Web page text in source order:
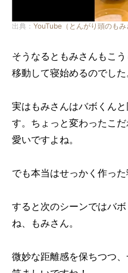
出典： YouTube（とんがり頭のもみ
そうなるともみさんもこ
移動して寝始めるのでした
実はもみさんはバボくん
す。ちょっと変わったこ
愛いですよね。
でも本当はせっかく作っ
すると次のシーンではバ
ね、もみさん。
微妙な距離感を保ちつつ